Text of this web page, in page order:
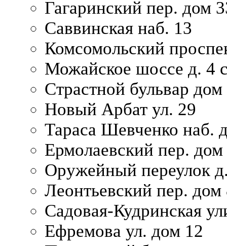
Гагаринский пер. дом
Саввинская наб. 13
Комсомольский
Можайское шоссе д. 4
Страстной бульвар дом
Новый Арбат ул. 29
Тараса Шевченко наб.
Ермолаевский пер. дом
Оружейный переулок
Леонтьевский пер. дом
Садовая-Кудринская
Ефремова ул. дом 12